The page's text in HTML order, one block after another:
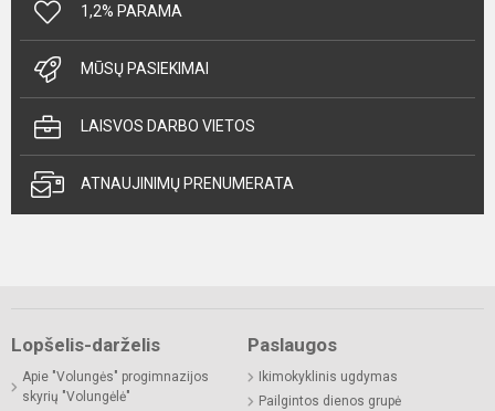
1,2% PARAMA
MŪSŲ PASIEKIMAI
LAISVOS DARBO VIETOS
ATNAUJINIMŲ PRENUMERATA
Lopšelis-darželis
Apie "Volungės" progimnazijos
skyrių "Volungėlė"
Paslaugos
Ikimokyklinis ugdymas
Pailgintos dienos grupė